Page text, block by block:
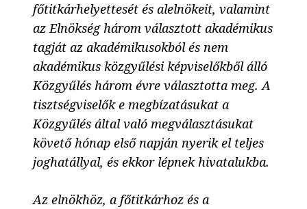
főtitkárhelyettesét és alelnökeit, valamint
az Elnökség három választott akadémikus
tagját az akadémikusokból és nem
akadémikus közgyűlési képviselőkből álló
Közgyűlés három évre választotta meg. A
tisztségviselők e megbízatásukat a
Közgyűlés által való megválasztásukat
követő hónap első napján nyerik el teljes
joghatállyal, és ekkor lépnek hivatalukba.
Az elnökhöz, a főtitkárhoz és a